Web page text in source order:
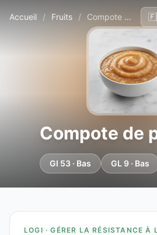
Accueil / Fruits / Compote de pommes
Compote de
GI 53 · Bas GL 9 · Bas
LOGI · GÉRER LA RÉSISTANCE À